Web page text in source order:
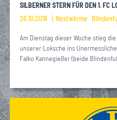
SILBERNER STERN FÜR DEN 1. FC
26.10.2018
Nestwärme
Am Dienstag dieser Woche stieg
unserer Loksche ins
Falko Kannegießer (beide